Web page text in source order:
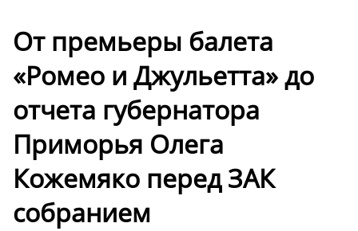
От премьеры балета
«Ромео и Джульетта» до
отчета губернатора
Приморья Олега
Кожемяко перед ЗАК
собранием